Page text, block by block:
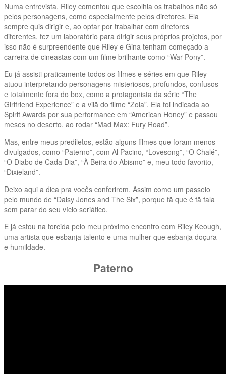
Numa entrevista, Riley comentou que escolhia os trabalhos não só
pelos personagens, como especialmente pelos diretores. Ela
sempre quis dirigir e, ao optar por trabalhar com diretores
diferentes, fez um laboratório para dirigir seus próprios projetos, por
isso não é surpreendente que Riley e Gina tenham começado a
carreira de cineastas com um filme brilhante como “War Pony”.
Eu já assisti praticamente todos os filmes e séries em que Riley
atuou interpretando personagens misteriosos, profundos, confusos
e totalmente fora do box, como a protagonista da série “The
Girlfriend Experience” e a vilã do filme “Zola”. Ela foi indicada ao
Spirit Awards por sua performance em “American Honey” e passou
meses no deserto, ao rodar “Mad Max: Fury Road”.
Mas, entre meus prediletos, estão alguns filmes que foram menos
divulgados, como “Paterno”, com Al Pacino, “Lovesong”, “O Chalé”,
“O Diabo de Cada Dia”, “À Beira do Abismo” e, meu todo favorito,
“Dixieland”.
Deixo aqui a dica pra vocês conferirem. Assim como um passeio
pelo mundo de “Daisy Jones and The Six”, porque fã que é fã fala
sem parar do seu vício seriático.
E já estou na torcida pelo meu próximo encontro com Riley Keough,
uma artista que esbanja talento e uma mulher que esbanja doçura
e humildade.
Paterno